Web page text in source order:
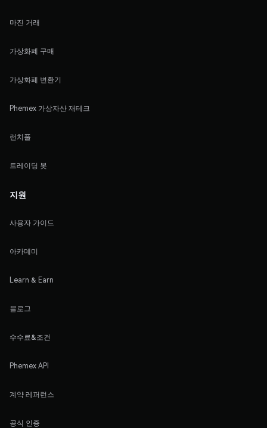
마진 거래
가상화폐 구매
가상화폐 변환기
Phemex 가상자산 재테크
런치풀
트레이딩 봇
지원
사용자 가이드
아카데미
Learn & Earn
블로그
수수료&조건
Phemex API
계약 레퍼런스
공식 인증